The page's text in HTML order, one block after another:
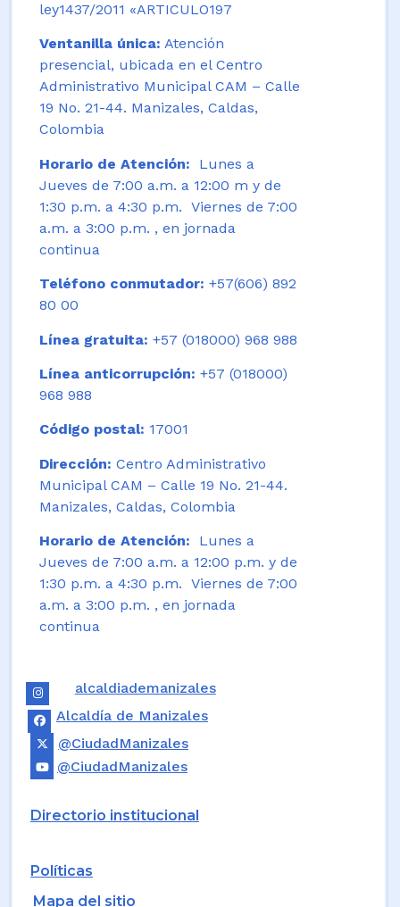
ley1437/2011 «ARTICULO197
Ventanilla única: Atención
presencial, ubicada en el Centro
Administrativo Municipal CAM – Calle
19 No. 21-44. Manizales, Caldas,
Colombia
Horario de Atención:
Lunes a
Jueves de 7:00 a.m. a 12:00 m y de
1:30 p.m. a 4:30 p.m. Viernes de 7:00
a.m. a 3:00 p.m. , en jornada
continua
Teléfono conmutador: +57(606) 892
80 00
Línea gratuita: +57 (018000) 968 988
Línea anticorrupción: +57 (018000)
968 988
Código postal: 17001
Dirección: Centro Administrativo
Municipal CAM – Calle 19 No. 21-44.
Manizales, Caldas, Colombia
Horario de Atención: Lunes a
Jueves de 7:00 a.m. a 12:00 p.m. y de
1:30 p.m. a 4:30 p.m. Viernes de 7:00
a.m. a 3:00 p.m. , en jornada
continua
alcaldiademanizales
Alcaldía de Manizales
@CiudadManizales
@CiudadManizales
Directorio institucional
Políticas
Mapa del sitio